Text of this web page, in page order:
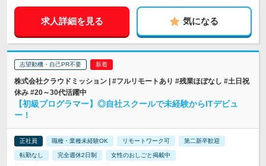
求人詳細を見る 気になる
志望動機・自己PR不要
株式会社クラウドミッション | #フルリモートあり #残業ほぼなし #土日祝
休み #20～30代活躍中
【初級プログラマー】◎自社スクールで未経験からITデビュ
ー！
正社員 職種・業種未経験OK リモートワーク可 第二新卒歓迎
転勤なし 完全週休2日制 女性のおしごと掲載中